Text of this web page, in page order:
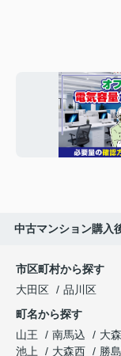
中古マンション購入
市区町村から探す
大田区
品川区
町名から探す
山王
南馬込 大
池上
大森西
勝島